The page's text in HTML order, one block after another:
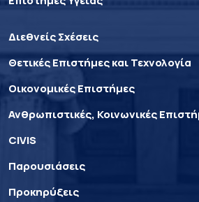
Διεθνείς Σχέσεις
Θετικές Επιστήμες και Τεχνολογία
Οικονομικές Επιστήμες
Ανθρωπιστικές, Κοινωνικές
CIVIS
Παρουσιάσεις
Προκηρύξεις